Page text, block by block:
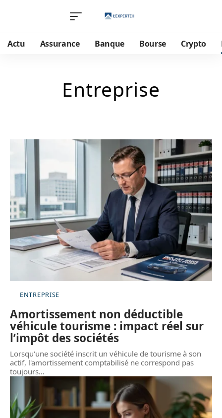
Actu Assurance Banque Bourse Crypto
Entreprise
ENTREPRISE
Amortissement non déductible
véhicule tourisme : impact réel sur
l’impôt des sociétés
Lorsqu'une société inscrit un véhicule de tourisme à son
actif, l'amortissement comptabilisé ne correspond pas
toujours…